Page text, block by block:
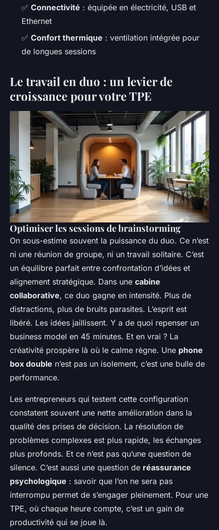
✅ Connectivité : équipée en électricité, USB et
Ethernet
✅ Confort thermique : ventilation intégrée pour
de longues sessions
Le travail en duo : un levier de
croissance pour votre TPE
Optimiser les sessions de brainstorming
On sous-estime souvent la puissance du duo. Ce n’est
ni une réunion de groupe, ni un travail solitaire. C’est
un équilibre parfait entre confrontation d’idées et
alignement stratégique. Dans une cabine
collaborative, ce duo gagne en intensité. Plus de
distractions, plus de bruits parasites. L’esprit est
libéré. Les idées jaillissent. Y a de quoi repenser un
business model en 45 minutes. Et en vrai ? La
créativité prospère là où le calme règne. Une phone
box double n’est pas un isolement, c’est une bulle de
performance.
Les entrepreneurs qui testent cette configuration
constatent souvent une nette amélioration dans la
qualité des prises de décision. La résolution de
problèmes complexes est plus rapide, les échanges
plus profonds. Et ce n’est pas qu’une question de
silence. C’est aussi une question de réassurance
psychologique : savoir que l’on ne sera pas
interrompu permet de s’engager pleinement. Pour une
TPE, où chaque heure compte, c’est un gain de
productivité qui se joue là.